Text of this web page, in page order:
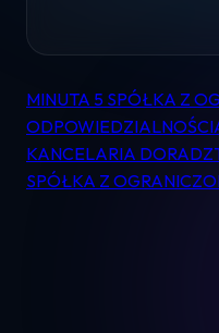
Nawigacja
wpisu
MINUTA 5 SPÓŁKA Z
KANCELARIA
SPÓŁKA Z